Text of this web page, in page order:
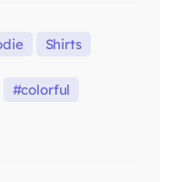
Shirts
colorful